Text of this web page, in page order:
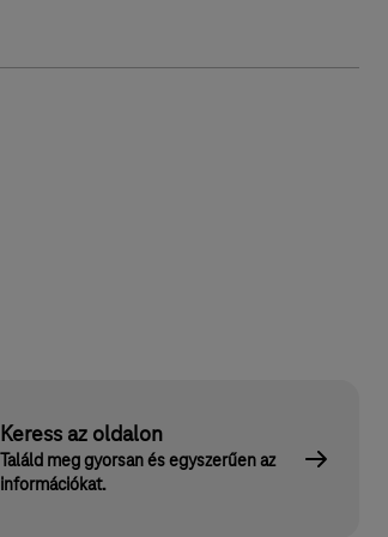
Keress az oldalon
Találd meg gyorsan és egyszerűen az
információkat.